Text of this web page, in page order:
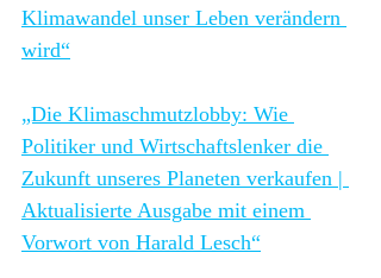
Klimawandel unser Leben verändern
wird“
„Die Klimaschmutzlobby: Wie
Politiker und Wirtschaftslenker die
Zukunft unseres Planeten verkaufen |
Aktualisierte Ausgabe mit einem
Vorwort von Harald Lesch“